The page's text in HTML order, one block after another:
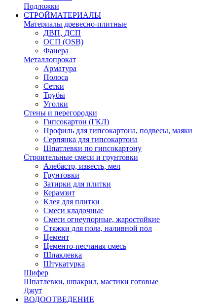
Подложки
СТРОЙМАТЕРИАЛЫ
Материалы древесно-плитные
ДВП, ДСП
ОСП (OSB)
Фанера
Металлопрокат
Арматура
Полоса
Сетки
Трубы
Уголки
Стены и перегородки
Гипсокартон (ГКЛ)
Профиль для гипсокартона, подвесы, маяки
Серпянка для гипсокартона
Шпатлевки по гипсокартону
Строительные смеси и грунтовки
Алебастр, известь, мел
Грунтовки
Затирки для плитки
Керамзит
Клея для плитки
Смеси кладочные
Смеси огнеупорные, жаростойкие
Стяжки для пола, наливной пол
Цемент
Цементо-песчаная смесь
Шпаклевка
Штукатурка
Шифер
Шпатлевки, шпакрил, мастики готовые
Джут
ВОДООТВЕДЕНИЕ